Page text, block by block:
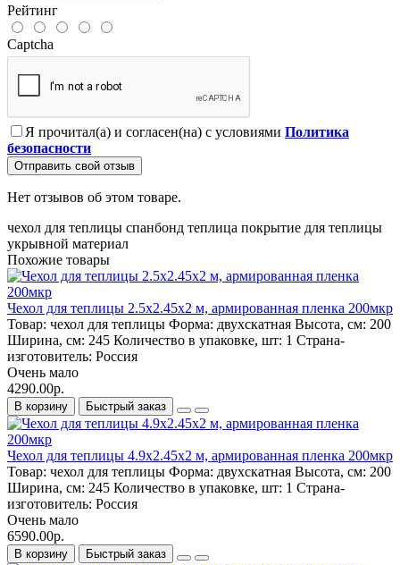
Рейтинг
Captcha
Я прочитал(а) и согласен(на) с условиями Политика
безопасности
Отправить свой отзыв
Нет отзывов об этом товаре.
чехол для теплицы спанбонд теплица покрытие для теплицы
укрывной материал
Похожие товары
Чехол для теплицы 2.5х2.45х2 м, армированная пленка 200мкр
Товар: чехол для теплицы Форма: двухскатная Высота, см: 200
Ширина, см: 245 Количество в упаковке, шт: 1 Страна-
изготовитель: Россия
Очень мало
4290.00р.
В корзину Быстрый заказ
Чехол для теплицы 4.9х2.45х2 м, армированная пленка 200мкр
Товар: чехол для теплицы Форма: двухскатная Высота, см: 200
Ширина, см: 245 Количество в упаковке, шт: 1 Страна-
изготовитель: Россия
Очень мало
6590.00р.
В корзину Быстрый заказ